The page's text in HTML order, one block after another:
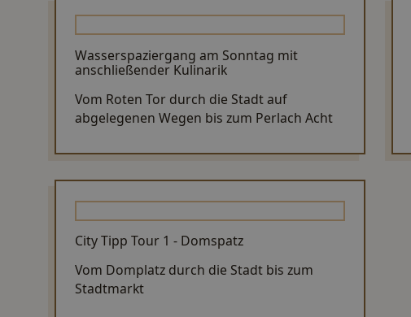
Wasserspaziergang am Sonntag mit
anschließender Kulinarik
Vom Roten Tor durch die Stadt auf
abgelegenen Wegen bis zum Perlach Acht
City Tipp Tour 1 - Domspatz
Vom Domplatz durch die Stadt bis zum
Stadtmarkt